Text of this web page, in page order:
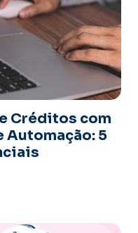
Créditos com
Automação: 5